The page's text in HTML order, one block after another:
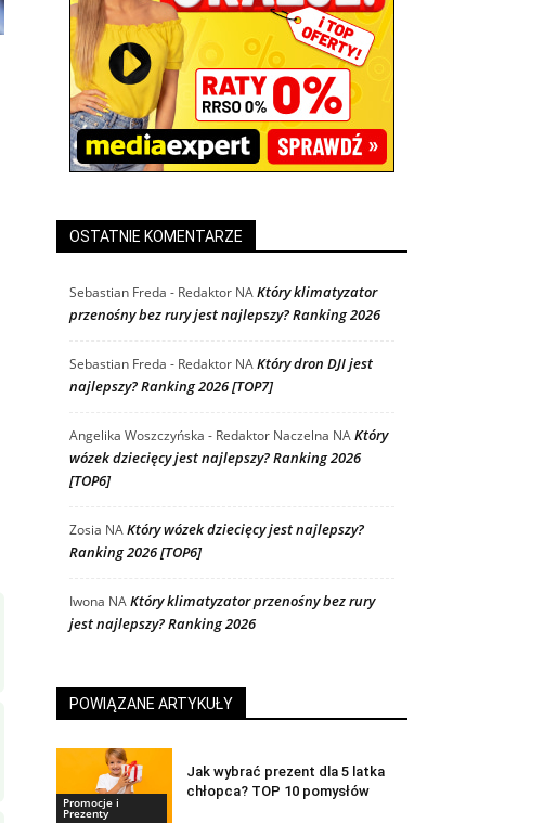
OSTATNIE KOMENTARZE
Sebastian Freda - Redaktor NAKtóry klimatyzator
przenośny bez rury jest najlepszy? Ranking 2026
Sebastian Freda - Redaktor NAKtóry dron DJI jest
najlepszy? Ranking 2026 [TOP7]
Angelika Woszczyńska - Redaktor Naczelna NAKtóry
wózek dziecięcy jest najlepszy? Ranking 2026
[TOP6]
Zosia NAKtóry wózek dziecięcy jest najlepszy?
Ranking 2026 [TOP6]
Iwona NAKtóry klimatyzator przenośny bez rury
jest najlepszy? Ranking 2026
POWIĄZANE ARTYKUŁY
Promocje i
Prezenty
Jak wybrać prezent dla 5 latka
chłopca? TOP 10 pomysłów